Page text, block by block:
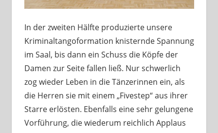
In der zweiten Hälfte produzierte unsere
Kriminaltangoformation knisternde Spannung
im Saal, bis dann ein Schuss die Köpfe der
Damen zur Seite fallen ließ. Nur schwerlich
zog wieder Leben in die Tänzerinnen ein, als
die Herren sie mit einem „Fivestep“ aus ihrer
Starre erlösten. Ebenfalls eine sehr gelungene
Vorführung, die wiederum reichlich Applaus